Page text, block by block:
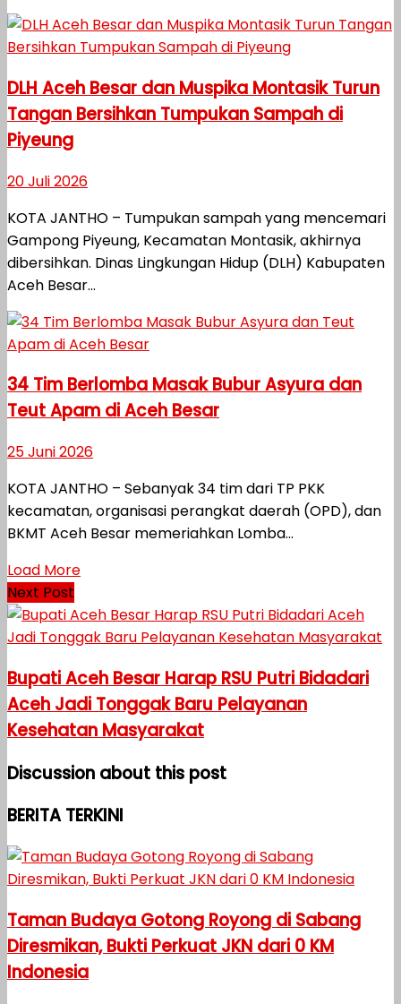
DLH Aceh Besar dan Muspika Montasik Turun
Tangan Bersihkan Tumpukan Sampah di
Piyeung
20 Juli 2026
KOTA JANTHO – Tumpukan sampah yang mencemari
Gampong Piyeung, Kecamatan Montasik, akhirnya
dibersihkan. Dinas Lingkungan Hidup (DLH) Kabupaten
Aceh Besar...
34 Tim Berlomba Masak Bubur Asyura dan
Teut Apam di Aceh Besar
25 Juni 2026
KOTA JANTHO – Sebanyak 34 tim dari TP PKK
kecamatan, organisasi perangkat daerah (OPD), dan
BKMT Aceh Besar memeriahkan Lomba...
Load More
Next Post
Bupati Aceh Besar Harap RSU Putri Bidadari
Aceh Jadi Tonggak Baru Pelayanan
Kesehatan Masyarakat
Discussion about this post
BERITA TERKINI
Taman Budaya Gotong Royong di Sabang
Diresmikan, Bukti Perkuat JKN dari 0 KM
Indonesia